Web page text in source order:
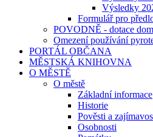
Výsledky
Formulář pro
POVODNĚ - dotace
Omezení používání
PORTÁL OBČANA
MĚSTSKÁ KNIHOVNA
O MĚSTĚ
O městě
Základní informace
Historie
Pověsti a
Osobnosti